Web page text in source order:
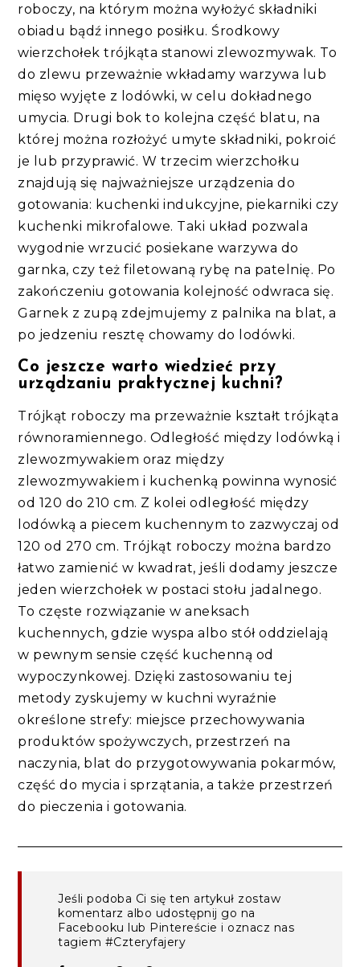
roboczy, na którym można wyłożyć składniki
obiadu bądź innego posiłku. Środkowy
wierzchołek trójkąta stanowi zlewozmywak. To
do zlewu przeważnie wkładamy warzywa lub
mięso wyjęte z lodówki, w celu dokładnego
umycia. Drugi bok to kolejna część blatu, na
której można rozłożyć umyte składniki, pokroić
je lub przyprawić. W trzecim wierzchołku
znajdują się najważniejsze urządzenia do
gotowania: kuchenki indukcyjne, piekarniki czy
kuchenki mikrofalowe. Taki układ pozwala
wygodnie wrzucić posiekane warzywa do
garnka, czy też filetowaną rybę na patelnię. Po
zakończeniu gotowania kolejność odwraca się.
Garnek z zupą zdejmujemy z palnika na blat, a
po jedzeniu resztę chowamy do lodówki.
Co jeszcze warto wiedzieć przy
urządzaniu praktycznej kuchni?
Trójkąt roboczy ma przeważnie kształt trójkąta
równoramiennego. Odległość między lodówką i
zlewozmywakiem oraz między
zlewozmywakiem i kuchenką powinna wynosić
od 120 do 210 cm. Z kolei odległość między
lodówką a piecem kuchennym to zazwyczaj od
120 od 270 cm. Trójkąt roboczy można bardzo
łatwo zamienić w kwadrat, jeśli dodamy jeszcze
jeden wierzchołek w postaci stołu jadalnego.
To częste rozwiązanie w aneksach
kuchennych, gdzie wyspa albo stół oddzielają
w pewnym sensie część kuchenną od
wypoczynkowej. Dzięki zastosowaniu tej
metody zyskujemy w kuchni wyraźnie
określone strefy: miejsce przechowywania
produktów spożywczych, przestrzeń na
naczynia, blat do przygotowywania pokarmów,
część do mycia i sprzątania, a także przestrzeń
do pieczenia i gotowania.
Jeśli podoba Ci się ten artykuł zostaw
komentarz albo udostępnij go na
Facebooku lub Pintereście i oznacz nas
tagiem #Czteryfajery